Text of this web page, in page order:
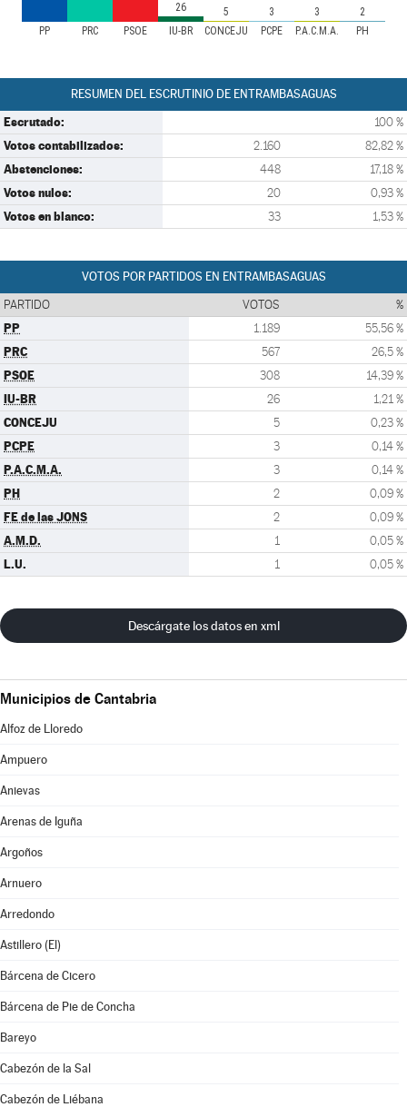
PP PRC PSOE IU-BR CONCEJU PCPE P.A.C.M.A. PH
26 5 3 3 2
RESUMEN DEL ESCRUTINIO DE ENTRAMBASAGUAS
Escrutado: 100 %
Votos contabilizados: 2.160 82,82 %
Abstenciones: 448 17,18 %
Votos nulos: 20 0,93 %
Votos en blanco: 33 1,53 %
VOTOS POR PARTIDOS EN ENTRAMBASAGUAS
PARTIDO VOTOS %
PP 1.189 55,56 %
PRC 567 26,5 %
PSOE 308 14,39 %
IU-BR 26 1,21 %
CONCEJU 5 0,23 %
PCPE 3 0,14 %
P.A.C.M.A. 3 0,14 %
PH 2 0,09 %
FE de las JONS 2 0,09 %
A.M.D. 1 0,05 %
L.U. 1 0,05 %
Descárgate los datos en xml
Municipios de Cantabria
Alfoz de Lloredo
Ampuero
Anievas
Arenas de Iguña
Argoños
Arnuero
Arredondo
Astillero (El)
Bárcena de Cicero
Bárcena de Pie de Concha
Bareyo
Cabezón de la Sal
Cabezón de Liébana